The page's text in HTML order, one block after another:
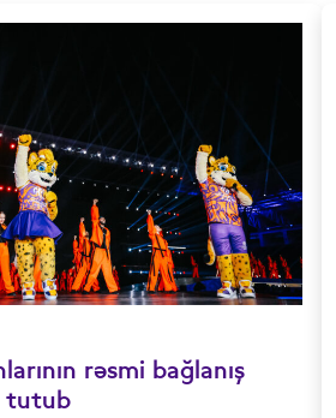
rəsmi bağlanış
tutub